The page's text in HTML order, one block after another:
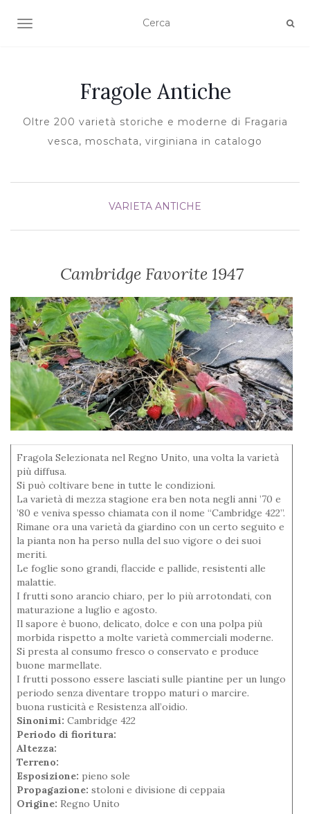
TOGGLE NAVIGATION
Fragole Antiche
Oltre 200 varietà storiche e moderne di Fragaria
vesca, moschata, virginiana in catalogo
VARIETA ANTICHE
Cambridge Favorite 1947
Fragola Selezionata nel Regno Unito, una volta la varietà
più diffusa.
Si può coltivare bene in tutte le condizioni.
La varietà di mezza stagione era ben nota negli anni ’70 e
’80 e veniva spesso chiamata con il nome “Cambridge 422”.
Rimane ora una varietà da giardino con un certo seguito e
la pianta non ha perso nulla del suo vigore o dei suoi
meriti.
Le foglie sono grandi, flaccide e pallide, resistenti alle
malattie.
I frutti sono arancio chiaro, per lo più arrotondati, con
maturazione a luglio e agosto.
Il sapore è buono, delicato, dolce e con una polpa più
morbida rispetto a molte varietà commerciali moderne.
Si presta al consumo fresco o conservato e produce
buone marmellate.
I frutti possono essere lasciati sulle piantine per un lungo
periodo senza diventare troppo maturi o marcire.
buona rusticità e Resistenza all’oidio.
Sinonimi: Cambridge 422
Periodo di fioritura:
Altezza:
Terreno:
Esposizione: pieno sole
Propagazione: stoloni e divisione di ceppaia
Origine: Regno Unito